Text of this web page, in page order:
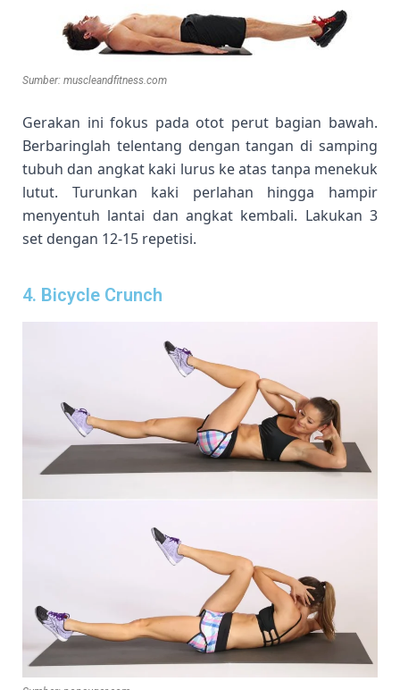
Sumber: muscleandfitness.com
Gerakan ini fokus pada otot perut bagian bawah.
Berbaringlah telentang dengan tangan di samping
tubuh dan angkat kaki lurus ke atas tanpa menekuk
lutut. Turunkan kaki perlahan hingga hampir
menyentuh lantai dan angkat kembali. Lakukan 3
set dengan 12-15 repetisi.
4. Bicycle Crunch